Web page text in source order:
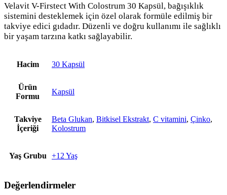
Velavit V-Firstect With Colostrum 30 Kapsül, bağışıklık
sistemini desteklemek için özel olarak formüle edilmiş bir
takviye edici gıdadır. Düzenli ve doğru kullanımı ile sağlıklı
bir yaşam tarzına katkı sağlayabilir.
Hacim 30 Kapsül
Ürün
Formu
Kapsül
Takviye
İçeriği
Beta Glukan, Bitkisel Ekstrakt, C vitamini, Çinko,
Kolostrum
Yaş Grubu +12 Yaş
Değerlendirmeler